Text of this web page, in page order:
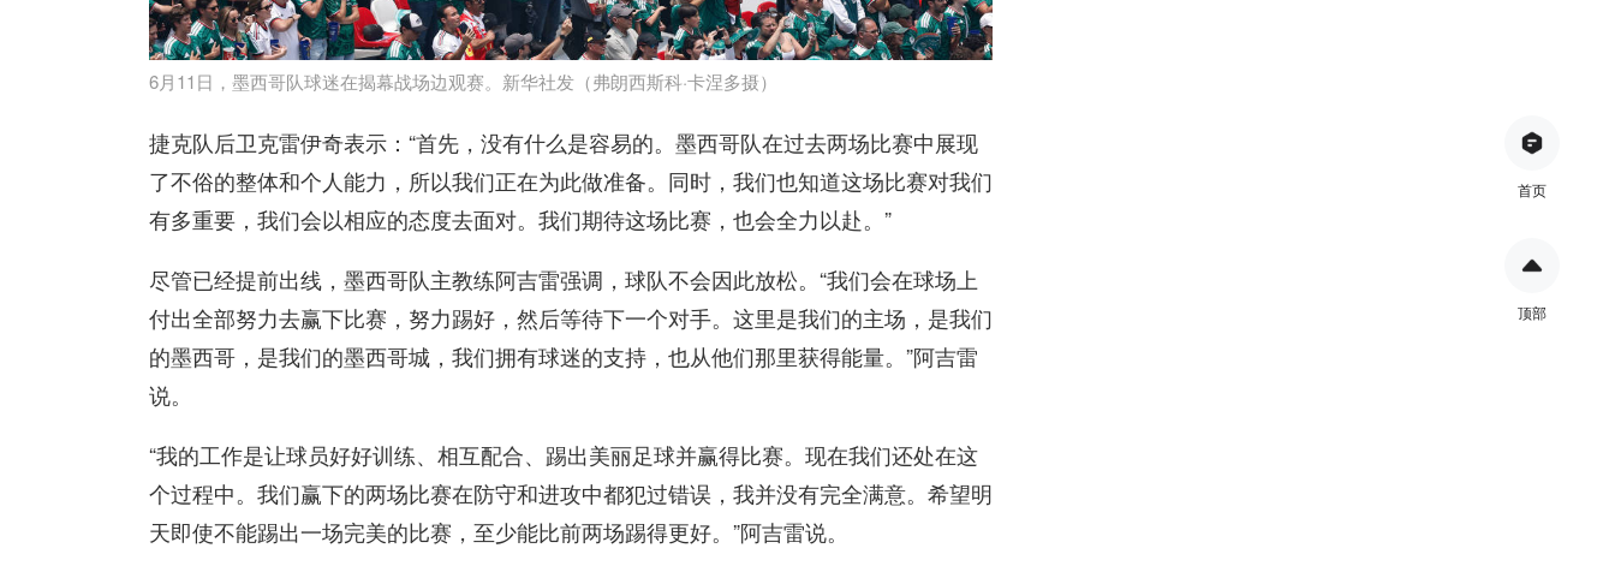
6月11日，墨西哥队球迷在揭幕战场边观赛。新华社发（弗朗西斯科·卡涅多摄）
捷克队后卫克雷伊奇表示：“首先，没有什么是容易的。墨西哥队在过去两场比赛中展现
了不俗的整体和个人能力，所以我们正在为此做准备。同时，我们也知道这场比赛对我们
有多重要，我们会以相应的态度去面对。我们期待这场比赛，也会全力以赴。”
尽管已经提前出线，墨西哥队主教练阿吉雷强调，球队不会因此放松。“我们会在球场上
付出全部努力去赢下比赛，努力踢好，然后等待下一个对手。这里是我们的主场，是我们
的墨西哥，是我们的墨西哥城，我们拥有球迷的支持，也从他们那里获得能量。”阿吉雷
说。
“我的工作是让球员好好训练、相互配合、踢出美丽足球并赢得比赛。现在我们还处在这
个过程中。我们赢下的两场比赛在防守和进攻中都犯过错误，我并没有完全满意。希望明
天即使不能踢出一场完美的比赛，至少能比前两场踢得更好。”阿吉雷说。
首页
顶部